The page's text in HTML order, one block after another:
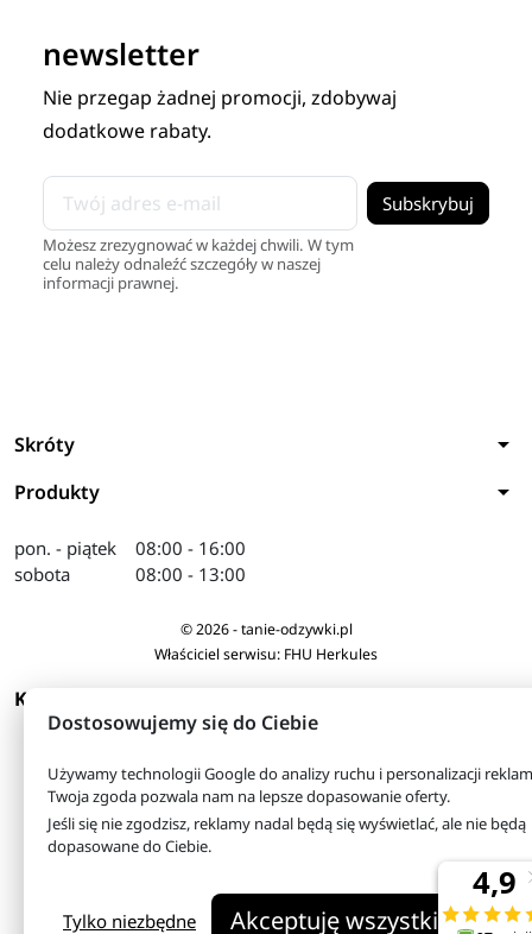
newsletter
Nie przegap żadnej promocji, zdobywaj
dodatkowe rabaty.
Możesz zrezygnować w każdej chwili. W tym
celu należy odnaleźć szczegóły w naszej
informacji prawnej.
Skróty arrow_drop_down
Produkty arrow_drop_down
pon. - piątek
sobota
08:00 - 16:00
08:00 - 13:00
© 2026 - tanie-odzywki.pl
Właściciel serwisu: FHU Herkules
KONTAKT
Dostosowujemy się do Ciebie
Używamy technologii Google do analizy ruchu i personalizacji
Twoja zgoda pozwala nam na lepsze dopasowanie oferty.
Jeśli się nie zgodzisz, reklamy nadal będą się wyświetlać, ale nie będą
dopasowane do Ciebie.
Tylko niezbędne Akceptuję wszystkie